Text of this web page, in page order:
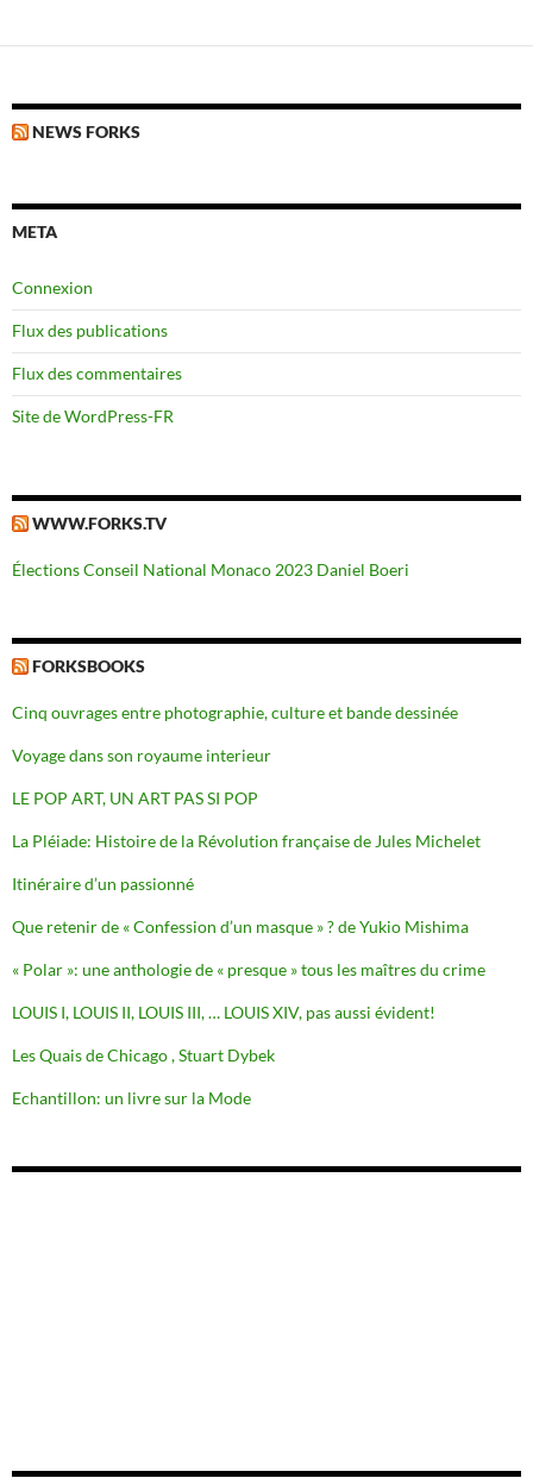
NEWS FORKS
META
Connexion
Flux des publications
Flux des commentaires
Site de WordPress-FR
WWW.FORKS.TV
Élections Conseil National Monaco 2023 Daniel Boeri
FORKSBOOKS
Cinq ouvrages entre photographie, culture et bande dessinée
Voyage dans son royaume interieur
LE POP ART, UN ART PAS SI POP
La Pléiade: Histoire de la Révolution française de Jules Michelet
Itinéraire d’un passionné
Que retenir de « Confession d’un masque » ? de Yukio Mishima
« Polar »: une anthologie de « presque » tous les maîtres du crime
LOUIS I, LOUIS II, LOUIS III, … LOUIS XIV, pas aussi évident!
Les Quais de Chicago , Stuart Dybek
Echantillon: un livre sur la Mode